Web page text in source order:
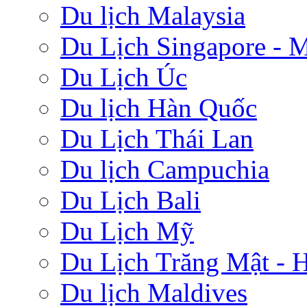
Du lịch Malaysia
Du Lịch Singapore -
Du Lịch Úc
Du lịch Hàn Quốc
Du Lịch Thái Lan
Du lịch Campuchia
Du Lịch Bali
Du Lịch Mỹ
Du Lịch Trăng Mật -
Du lịch Maldives